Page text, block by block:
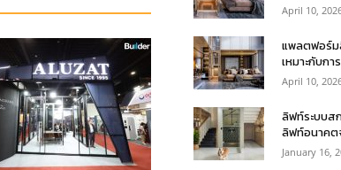
April 10,
แพลตฟอร์ม
เหมาะกับก
April 10,
ลิฟท์ระบบส
ลิฟท์อนาค
January 16,